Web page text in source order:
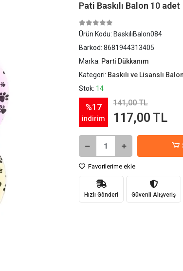
Pati Baskılı Balon 10 adet
Ürün Kodu: BaskılıBalon084
Barkod: 8681944313405
Marka: Parti Dükkanım
Kategori: Baskılı ve Lisanslı
Stok: 14
%17
indirim
141,00 TL
117,00 TL
Favorilerime ekle
Hızlı Gönderi Güvenli Alışveriş